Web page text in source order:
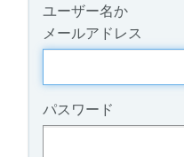
ユーザー名か
メールアドレス
パスワード